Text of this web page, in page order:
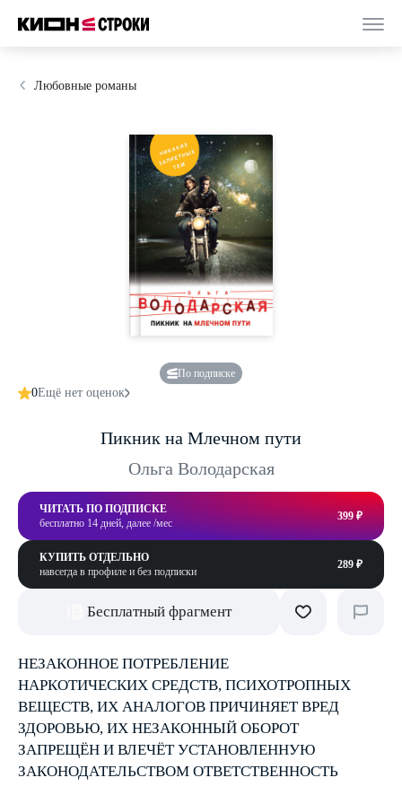
Любовные романы
По подписке
0Ещё нет оценок
Пикник на Млечном пути
Ольга Володарская
ЧИТАТЬ ПО ПОДПИСКЕ
бесплатно 14 дней, далее /мес
399 ₽
КУПИТЬ ОТДЕЛЬНО
навсегда в профиле и без подписки
289 ₽
Бесплатный фрагмент
НЕЗАКОННОЕ ПОТРЕБЛЕНИЕ
НАРКОТИЧЕСКИХ СРЕДСТВ, ПСИХОТРОПНЫХ
ВЕЩЕСТВ, ИХ АНАЛОГОВ ПРИЧИНЯЕТ ВРЕД
ЗДОРОВЬЮ, ИХ НЕЗАКОННЫЙ ОБОРОТ
ЗАПРЕЩЁН И ВЛЕЧЁТ УСТАНОВЛЕННУЮ
ЗАКОНОДАТЕЛЬСТВОМ ОТВЕТСТВЕННОСТЬ